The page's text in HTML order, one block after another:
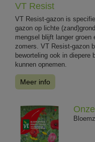
VT Resist
VT Resist-gazon is
gazon op lichte
mengsel blijft langer groen
zomers. VT Resist-gazon
beworteling ook in diepere
kunnen opnemen.
Meer info